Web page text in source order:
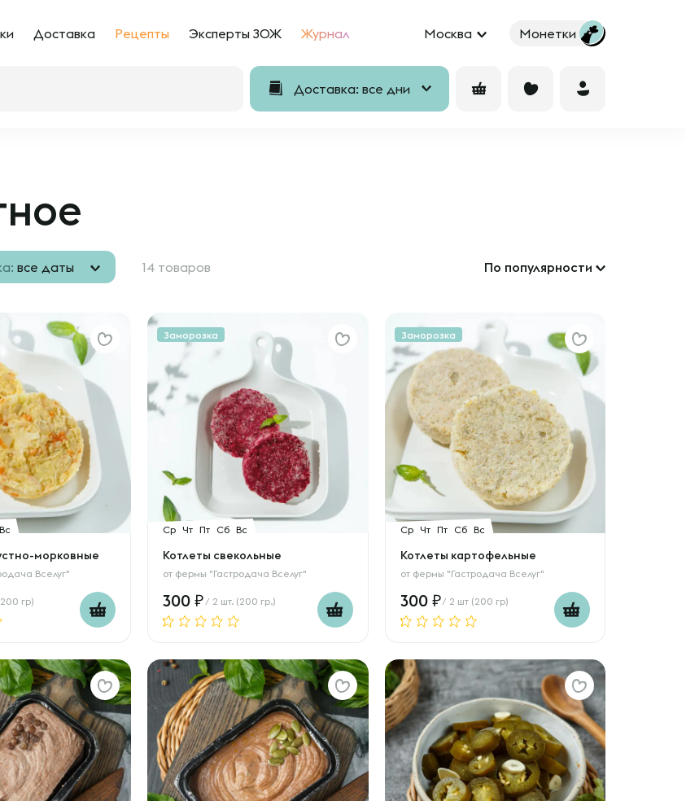
Доставка Рецепты Эксперты ЗОЖ Журнал Москва Монетки
Доставка: все дни
все даты 14 товаров По популярности
Вс
морковные
Вселуг"
гр)
Заморозка
Ср Чт Пт Сб Вс
Котлеты свекольные
от фермы "Гастродача Вселуг"
300 / 2 шт. (200 гр.)
Заморозка
Ср Чт Пт Сб Вс
Котлеты картофельные
от фермы "Гастродача Вселуг"
300 / 2 шт (200 гр)